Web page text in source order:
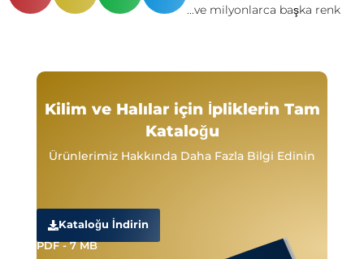
...ve milyonlarca başka renk
Kilim ve Halılar için İpliklerin Tam
Kataloğu
Ürünlerimiz Hakkında Daha Fazla Bilgi Edinin
Kataloğu İndirin
PDF - 7 MB